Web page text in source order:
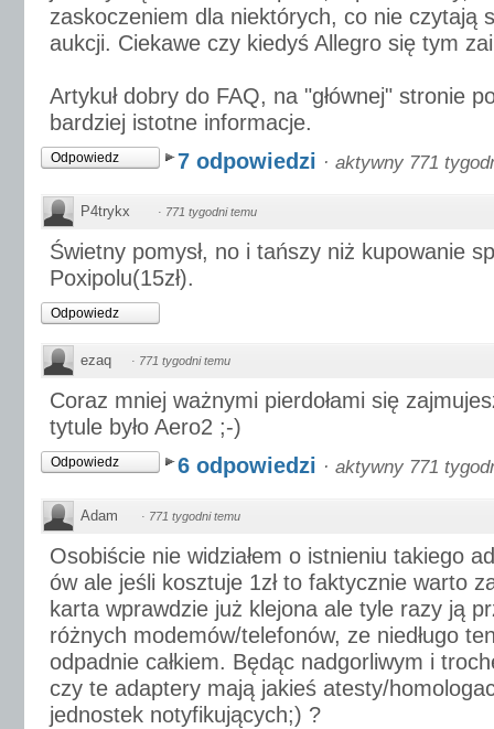
zaskoczeniem dla niektórych, co nie czytają
aukcji. Ciekawe czy kiedyś Allegro się tym
Artykuł dobry do FAQ, na "głównej" stronie
bardziej istotne informacje.
Odpowiedz 7 odpowiedzi · aktywny 771
P4trykx · 771 tygodni temu
Świetny pomysł, no i tańszy niż kupowanie
Poxipolu(15zł).
Odpowiedz
ezaq · 771 tygodni temu
Coraz mniej ważnymi pierdołami się
tytule było Aero2 ;-)
Odpowiedz 6 odpowiedzi · aktywny 771
Adam · 771 tygodni temu
Osobiście nie widziałem o istnieniu takiego
ów ale jeśli kosztuje 1zł to faktycznie warto
karta wprawdzie już klejona ale tyle razy ją
różnych modemów/telefonów, ze niedługo
odpadnie całkiem. Będąc nadgorliwym i
czy te adaptery mają jakieś atesty/
jednostek notyfikujących;) ?